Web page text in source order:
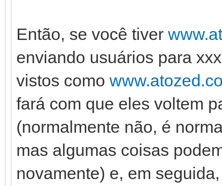
Então, se você tiver
enviando usuários para
vistos como
fará com que eles voltem
(normalmente não, é
mas algumas coisas
novamente) e, em